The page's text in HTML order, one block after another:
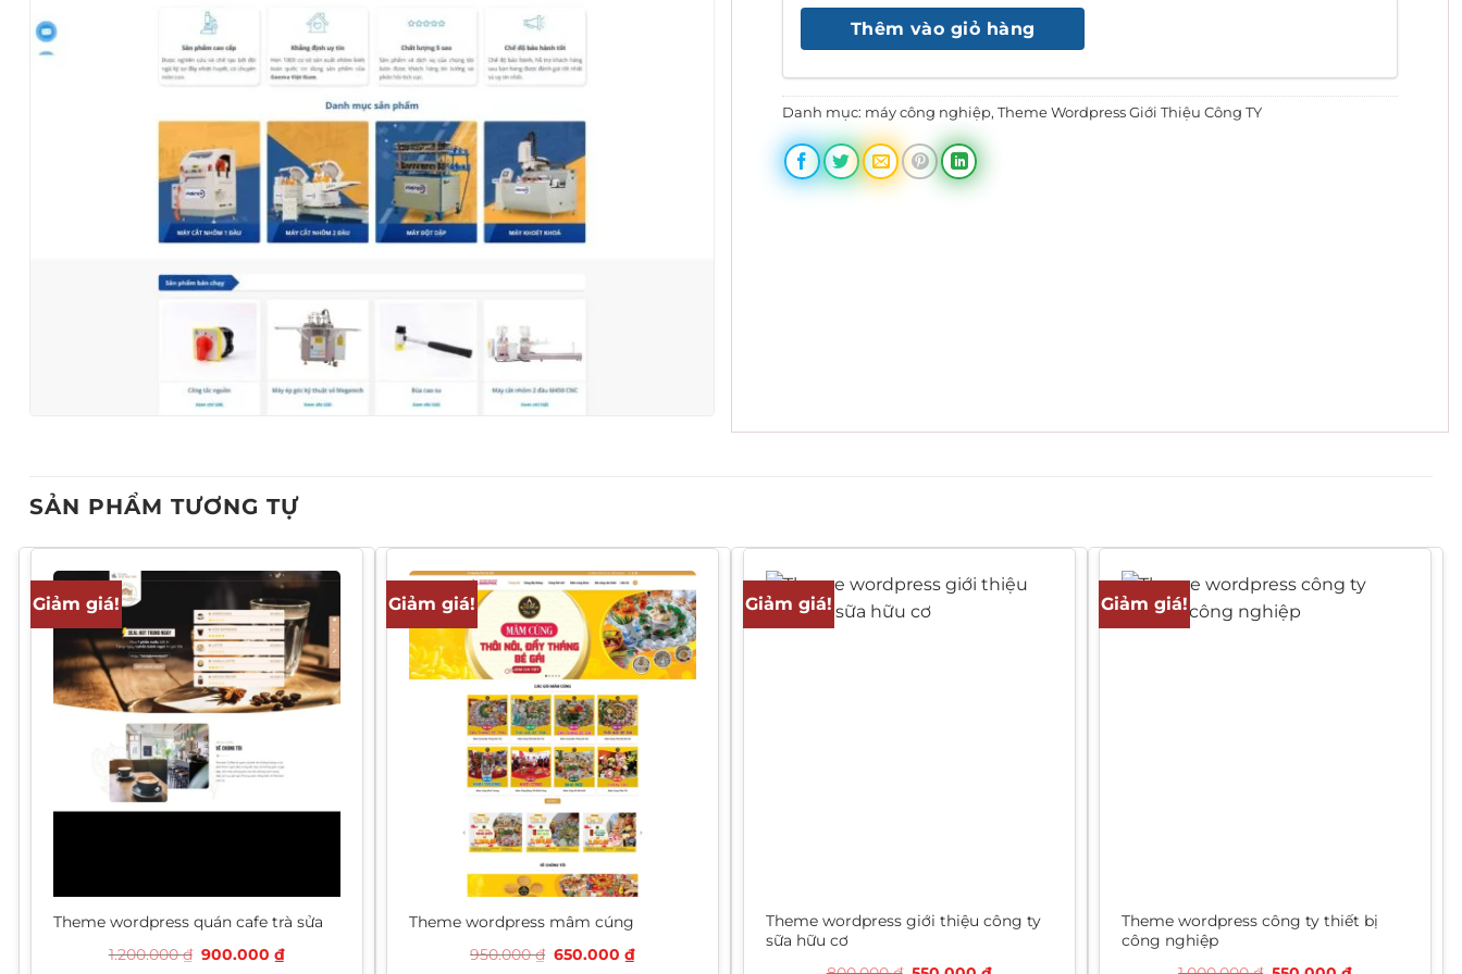
là:
1.500.000 ₫.
tại
Thêm vào giỏ hàng
Danh mục: máy công nghiệp,Theme Wordpress Giới Thiệu Công TY
SẢN PHẨM TƯƠNG TỰ
Giảm giá!
Theme wordpress quán cafe trà sửa
1.200.000₫ Giá
900.000 ₫Giá
hiện
Giảm giá!
Theme wordpress mâm cúng
950.000₫ Giá
650.000₫Giá
Giảm giá!
Theme wordpress giới thiệu công ty
sữa hữu cơ
Giảm giá!
Theme wordpress công ty thiết bị
công nghiệp